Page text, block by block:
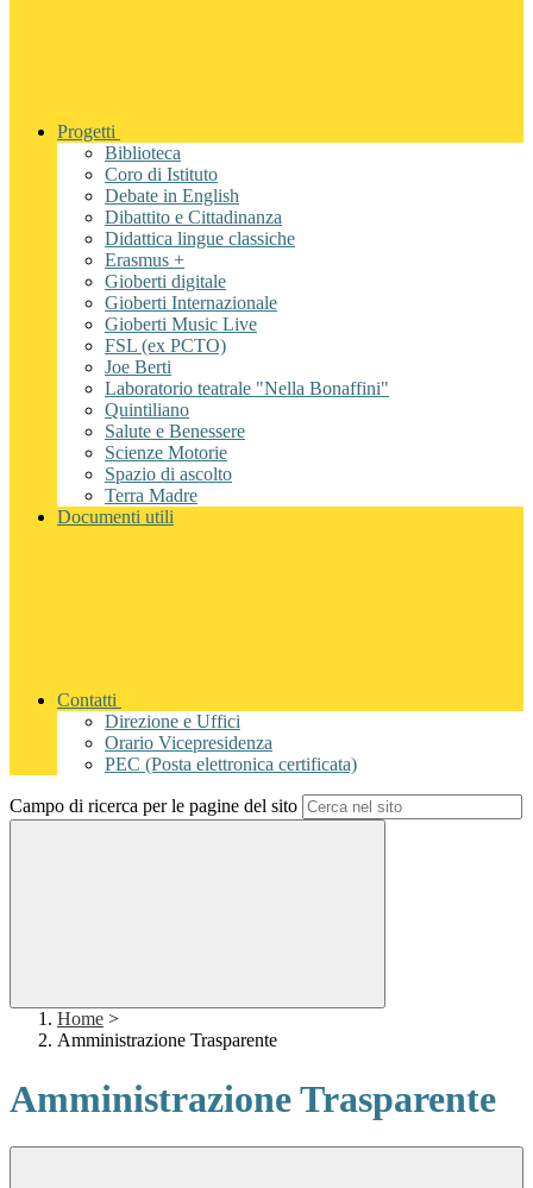
Progetti
Biblioteca
Coro di Istituto
Debate in English
Dibattito e Cittadinanza
Didattica lingue classiche
Erasmus +
Gioberti digitale
Gioberti Internazionale
Gioberti Music Live
FSL (ex PCTO)
Joe Berti
Laboratorio teatrale "Nella Bonaffini"
Quintiliano
Salute e Benessere
Scienze Motorie
Spazio di ascolto
Terra Madre
Documenti utili
Contatti
Direzione e Uffici
Orario Vicepresidenza
PEC (Posta elettronica certificata)
Campo di ricerca per le pagine del sito
Home >
Amministrazione Trasparente
Amministrazione Trasparente